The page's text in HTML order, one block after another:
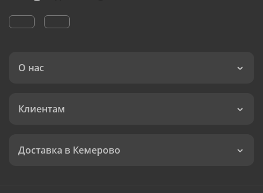
О нас
Клиентам
Доставка в Кемерово